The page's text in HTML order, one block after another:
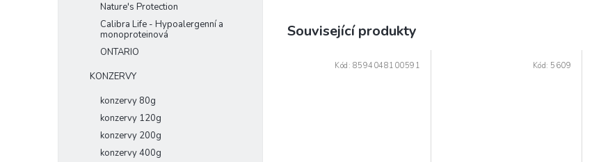
Nature's Protection
Calibra Life - Hypoalergenní a
monoproteinová
ONTARIO
KONZERVY
konzervy 80g
konzervy 120g
konzervy 200g
konzervy 400g
Související produkty
Kód: 8594048100591 Kód: 5609